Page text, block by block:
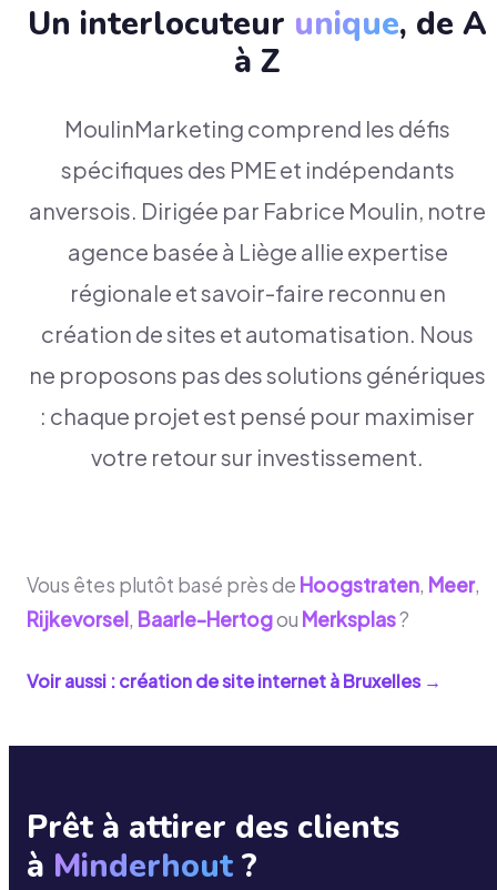
Un interlocuteur unique, de A
à Z
MoulinMarketing comprend les défis
spécifiques des PME et indépendants
anversois. Dirigée par Fabrice Moulin, notre
agence basée à Liège allie expertise
régionale et savoir-faire reconnu en
création de sites et automatisation. Nous
ne proposons pas des solutions génériques
: chaque projet est pensé pour maximiser
votre retour sur investissement.
Vous êtes plutôt basé près de Hoogstraten, Meer,
Rijkevorsel, Baarle-Hertogou Merksplas?
Voir aussi : création de site internet àBruxelles→
Prêt à attirer des clients
à Minderhout ?